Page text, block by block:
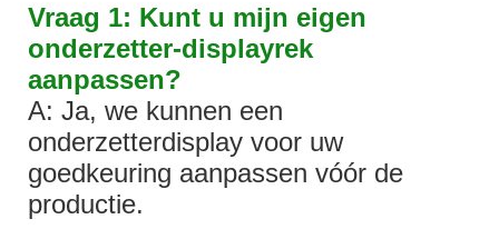
Vraag 1: Kunt u mijn eigen
onderzetter-displayrek
aanpassen?
A: Ja, we kunnen een
onderzetterdisplay voor uw
goedkeuring aanpassen vóór de
productie.